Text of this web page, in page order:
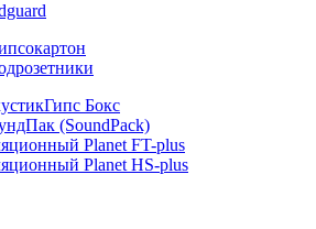
Бокс
(SoundPack)
Planet FT-plus
Planet HS-plus